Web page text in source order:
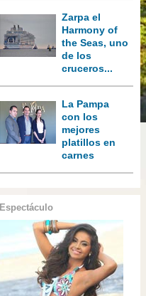
Zarpa el
Harmony of
the Seas, uno
de los
cruceros...
La Pampa
con los
mejores
platillos en
carnes
Espectáculo